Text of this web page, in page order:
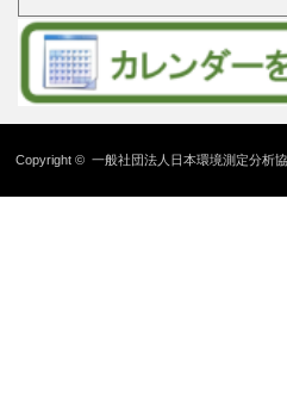
Copyright ©一般社団法人日本環境測定分析